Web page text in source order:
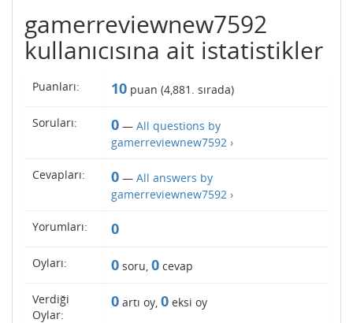
gamerreviewnew7592
kullanıcısına ait istatistikler
Puanları: 10 puan (4,881 . sırada)
Soruları: 0 — All questions by
gamerreviewnew7592 ›
Cevapları: 0 — All answers by
gamerreviewnew7592 ›
Yorumları: 0
Oyları: 0 soru, 0 cevap
Verdiği
Oylar:
0 artı oy, 0 eksi oy